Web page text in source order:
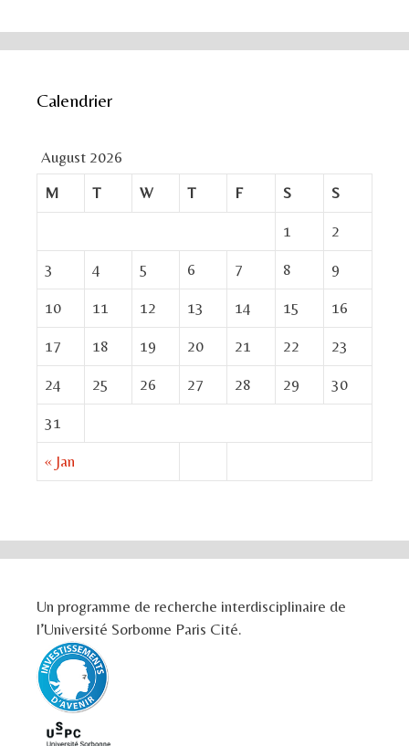
Calendrier
August 2026
M
T W T F S S
« Jan
1 2
3 4 5 6 7 8 9
10 11 12 13 14 15 16
17 18 19 20 21 22 23
24 25 26 27 28 29 30
31
Un programme de recherche interdisciplinaire de
l’Université Sorbonne Paris Cité.